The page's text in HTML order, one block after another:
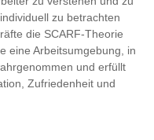
zu betrachten
die SCARF-Theorie
eine Arbeitsumgebung, in
und erfüllt
Zufriedenheit und